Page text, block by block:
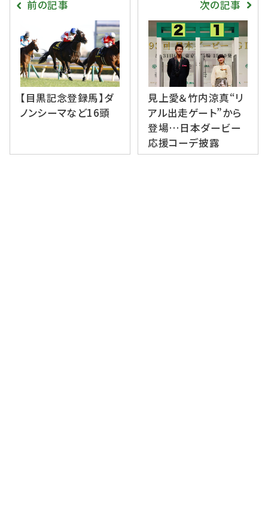
前の記事
【目黒記念登録馬】ダ
ノンシーマなど16頭
次の記事
見上愛＆竹内涼真“リ
アル出走ゲート”から
登場…日本ダービー
応援コーデ披露